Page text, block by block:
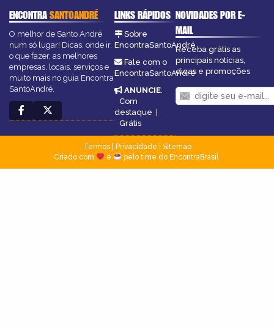
ENCONTRASANTOANDRÉ
O melhor de Santo André
num só lugar! Dicas, onde ir,
o que fazer, as melhores
empresas, locais, serviços e
muito mais no guia Encontra
SantoAndré.
LINKS RÁPIDOS
Sobre
EncontraSantoAndré
Fale com o
EncontraSantoAndré
ANUNCIE:
Com
destaque
Grátis
NOVIDADES POR E-
MAIL
Receba grátis as
principais notícias,
dicas e promoções
Termos| Privacidade
Sitemap
Criado com
e pelo time do EncontraBrasil